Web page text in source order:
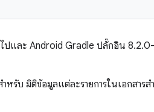
ปและ Android Gradle ปลั๊กอิน
รับ มิติข้อมูลแต่ละรายการในเอกสาร